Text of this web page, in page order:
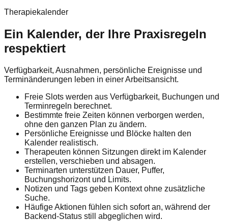
Therapiekalender
Ein Kalender, der Ihre Praxisregeln
respektiert
Verfügbarkeit, Ausnahmen, persönliche Ereignisse und
Terminänderungen leben in einer Arbeitsansicht.
Freie Slots werden aus Verfügbarkeit, Buchungen und
Terminregeln berechnet.
Bestimmte freie Zeiten können verborgen werden,
ohne den ganzen Plan zu ändern.
Persönliche Ereignisse und Blöcke halten den
Kalender realistisch.
Therapeuten können Sitzungen direkt im Kalender
erstellen, verschieben und absagen.
Terminarten unterstützen Dauer, Puffer,
Buchungshorizont und Limits.
Notizen und Tags geben Kontext ohne zusätzliche
Suche.
Häufige Aktionen fühlen sich sofort an, während der
Backend-Status still abgeglichen wird.